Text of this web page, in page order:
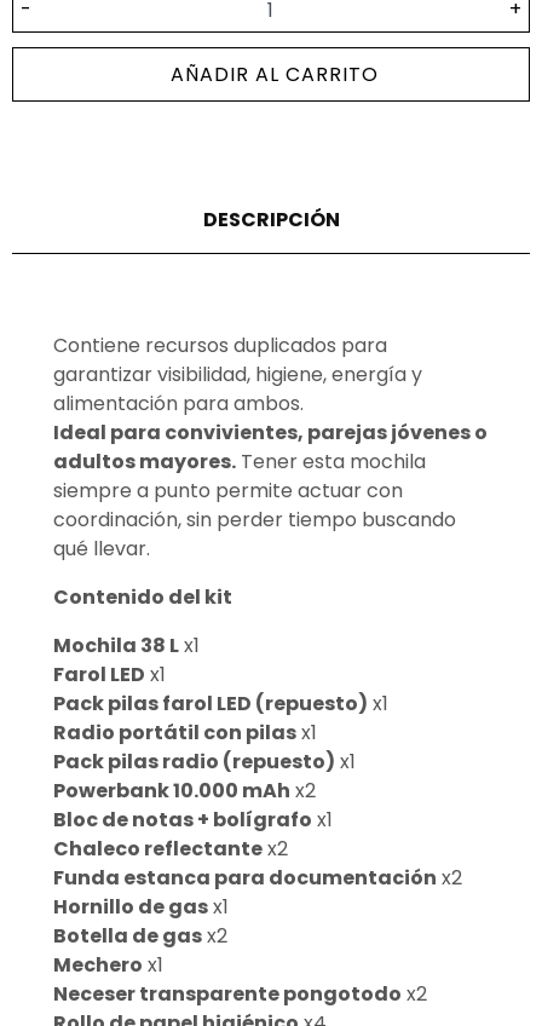
- +
AÑADIR AL CARRITO
DESCRIPCIÓN
Contiene recursos duplicados para
garantizar visibilidad, higiene, energía y
alimentación para ambos.
Ideal para convivientes, parejas jóvenes o
adultos mayores. Tener esta mochila
siempre a punto permite actuar con
coordinación, sin perder tiempo buscando
qué llevar.
Contenido del kit
Mochila 38 Lx1
Farol LED x1
Pack pilas farol LED (repuesto) x1
Radio portátil con pilasx1
Pack pilas radio (repuesto) x1
Powerbank 10.000 mAh x2
Bloc de notas + bolígrafo x1
Chaleco reflectantex2
Funda estanca para documentación x2
Hornillo de gasx1
Botella de gasx2
Mechero x1
Neceser transparente pongotodo x2